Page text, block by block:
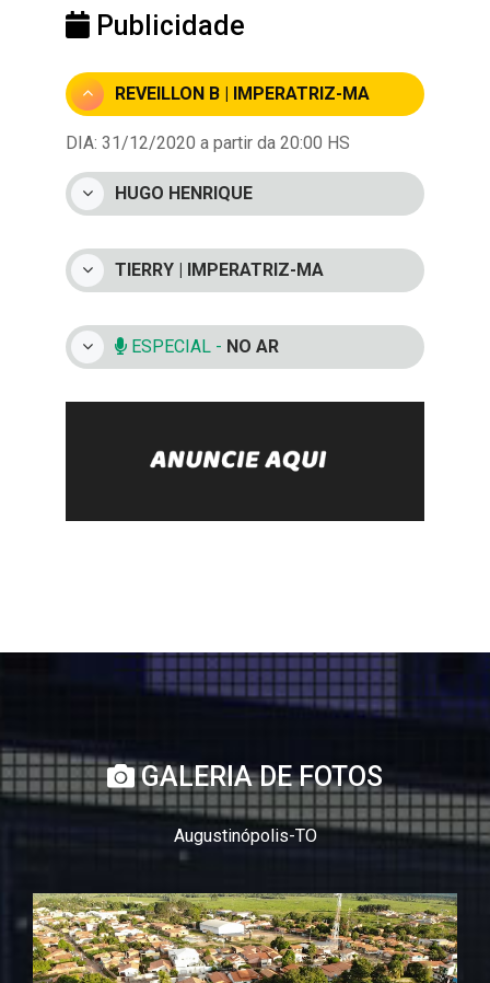
Publicidade
REVEILLON B | IMPERATRIZ-MA
DIA: 31/12/2020 a partir da 20:00 HS
HUGO HENRIQUE
TIERRY | IMPERATRIZ-MA
ESPECIAL - NO AR
GALERIA DE FOTOS
Augustinópolis-TO